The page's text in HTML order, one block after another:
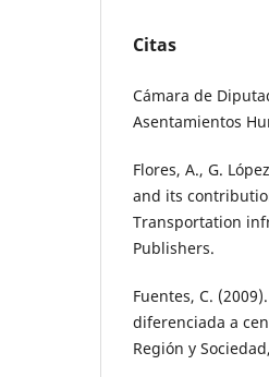
Citas
Cámara de
Asentamientos
Flores, A., G.
and its
Transportation
Publishers.
Fuentes, C.
diferenciada a
Región y